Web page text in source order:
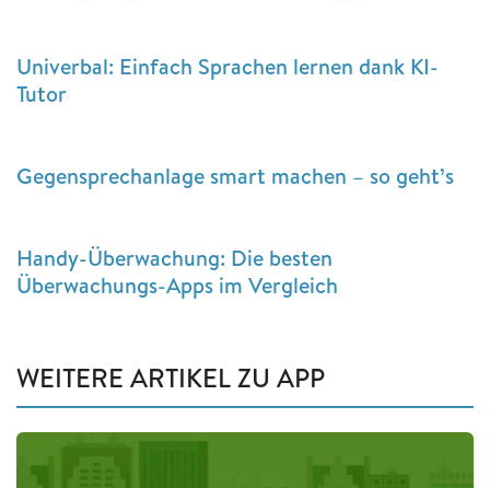
Univerbal: Einfach Sprachen lernen dank KI-
Tutor
Gegensprechanlage smart machen – so geht’s
Handy-Überwachung: Die besten
Überwachungs-Apps im Vergleich
WEITERE ARTIKEL ZU APP